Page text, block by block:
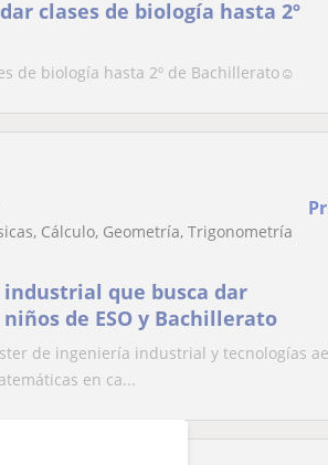
clases de biología hasta 2º
de biología hasta 2º de Bachillerato☺️
Cálculo, Geometría, Trigonometría
que busca dar
de ESO y Bachillerato
de ingeniería industrial y tecnologías
en ca...